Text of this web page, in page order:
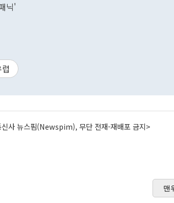
닉'
사 뉴스핌(Newspim), 무단 전재-재배포 금지>
맨